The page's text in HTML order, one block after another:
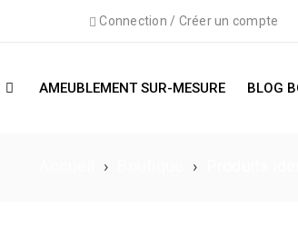
Connection / Créer un compte
AMEUBLEMENT SUR-MESURE BLOG
› ›